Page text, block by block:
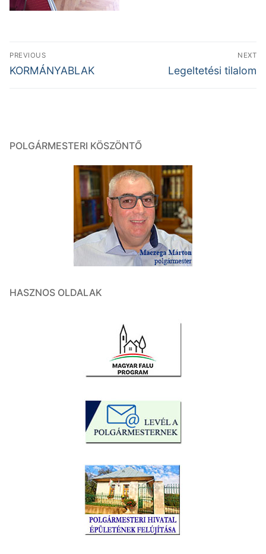
Bejegyzés
navigáció
PREVIOUS
Previous
KORMÁNYABLAK
NEXT
Next
Legeltetési tilalom
POLGÁRMESTERI KÖSZÖNTŐ
HASZNOS OLDALAK